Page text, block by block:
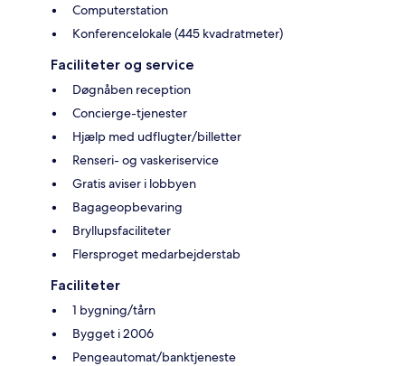
Computerstation
Konferencelokale (445 kvadratmeter)
Faciliteter og service
Døgnåben reception
Concierge-tjenester
Hjælp med udflugter/billetter
Renseri- og vaskeriservice
Gratis aviser i lobbyen
Bagageopbevaring
Bryllupsfaciliteter
Flersproget medarbejderstab
Faciliteter
1 bygning/tårn
Bygget i 2006
Pengeautomat/banktjeneste